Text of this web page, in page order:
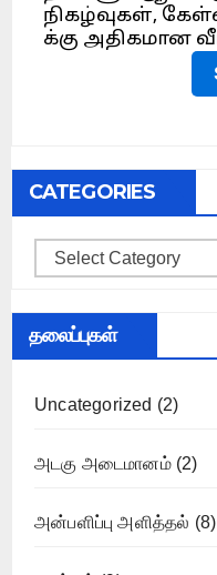
CATEGORIES
Categories
தலைப்புகள்
Uncategorized (2)
அடகு அடைமானம்(2)
அன்பளிப்பு அளித்தல் (8)